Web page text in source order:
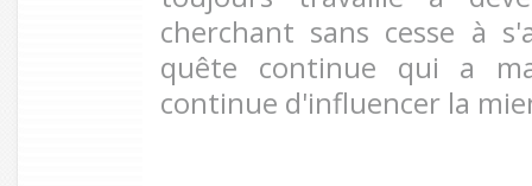
cherchant sans cesse à
quête continue qui a
continue d'influencer la